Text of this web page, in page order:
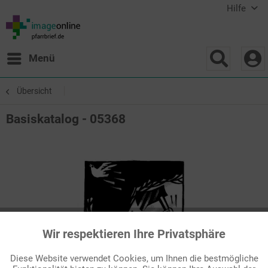
Hilfe
Menü
Übersicht
Basiskatalog - 05368
Funktionale Aktiv
Wir respektieren Ihre Privatsphäre
Diese Website verwendet Cookies, um Ihnen die bestmögliche